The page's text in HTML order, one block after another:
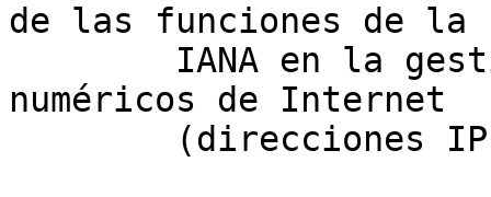
de las funciones de la
numéricos de Internet